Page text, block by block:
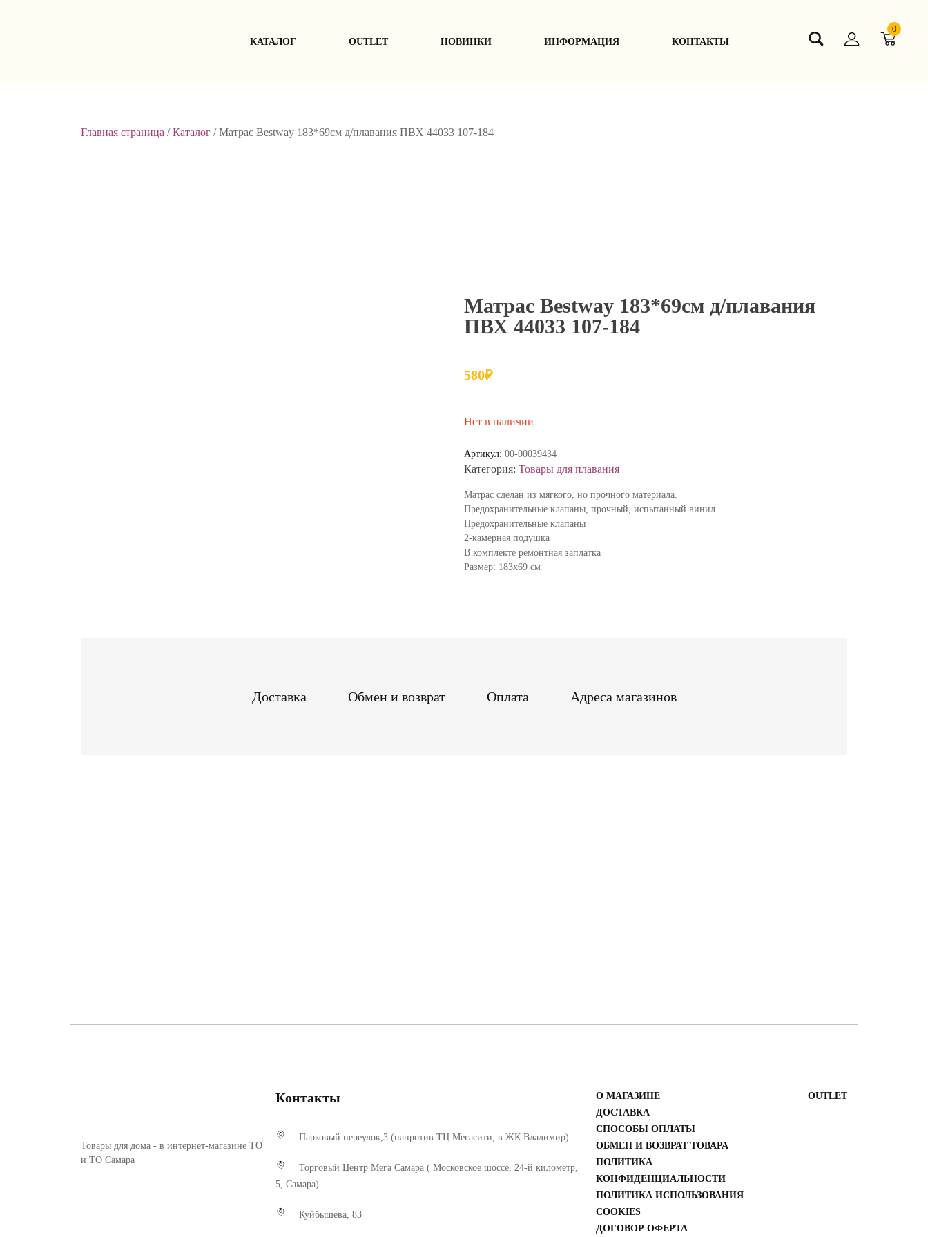
КАТАЛОГ ОUTLET НОВИНКИ ИНФОРМАЦИЯ КОНТАКТЫ
0
Главная страница /Каталог /Матрас Bestway 183*69см д/плавания ПВХ 44033 107-184
Матрас Bestway 183*69см д/плавания
ПВХ 44033 107-184
580₽
Нет в наличии
Артикул: 00-00039434
Категория: Товары для плавания
Матрас сделан из мягкого, но прочного материала.
Предохранительные клапаны, прочный, испытанный винил.
Предохранительные клапаны
2-камерная подушка
В комплекте ремонтная заплатка
Размер: 183х69 см
Доставка Обмен и возврат Оплата Адреса магазинов
Товары для дома - в интернет-магазине ТО
и ТО Самара
Контакты
Парковый переулок,3 (напротив ТЦ Мегасити, в ЖК Владимир)
Торговый Центр Мега Самара ( Московское шоссе, 24-й километр,
5, Самара)
Куйбышева, 83
О МАГАЗИНЕ
ДОСТАВКА
СПОСОБЫ ОПЛАТЫ
ОБМЕН И ВОЗВРАТ ТОВАРА
ПОЛИТИКА
КОНФИДЕНЦИАЛЬНОСТИ
ПОЛИТИКА ИСПОЛЬЗОВАНИЯ
COOKIES
ДОГОВОР ОФЕРТА
ОUTLET